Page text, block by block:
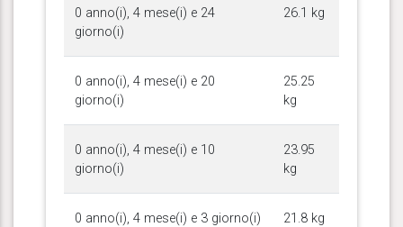
0 anno(i), 4 mese(i) e 24
giorno(i)
26.1 kg
0 anno(i), 4 mese(i) e 20
giorno(i)
25.25
kg
0 anno(i), 4 mese(i) e 10
giorno(i)
23.95
kg
0 anno(i), 4 mese(i) e 3 giorno(i) 21.8 kg